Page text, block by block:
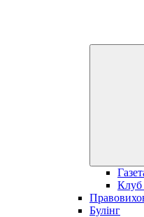
Клуб
Булінг